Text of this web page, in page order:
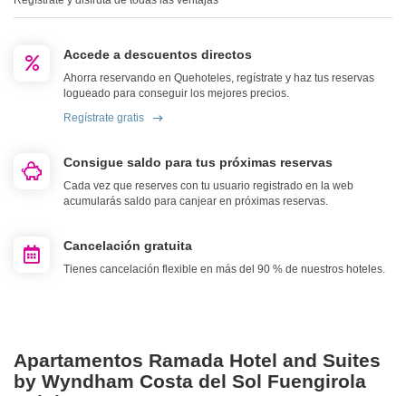
Accede a descuentos directos
Ahorra reservando en Quehoteles, regístrate y haz tus reservas
logueado para conseguir los mejores precios.
Regístrate gratis
Consigue saldo para tus próximas reservas
Cada vez que reserves con tu usuario registrado en la web
acumularás saldo para canjear en próximas reservas.
Cancelación gratuita
Tienes cancelación flexible en más del 90 % de nuestros hoteles.
Apartamentos Ramada Hotel and Suites
by Wyndham Costa del Sol Fuengirola